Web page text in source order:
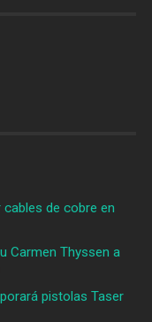
de cobre en
Carmen Thyssen a
pistolas Taser